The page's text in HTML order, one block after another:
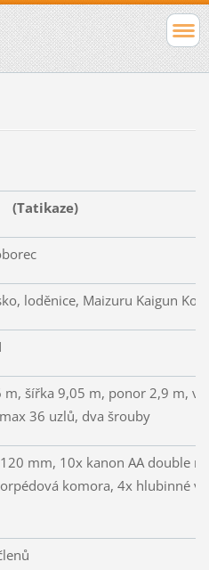
loděnice, Maizuru Kaigun
m, šířka 9,05 m, ponor 2,9 m,
36 uzlů, dva šrouby
mm, 10x kanon AA double
komora, 4x hlubinné